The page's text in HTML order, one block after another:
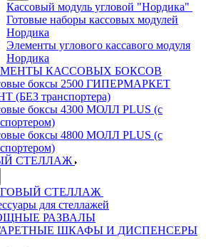
Кассовый модуль угловой "Нордика"
Готовые наборы кассовых модулей
Нордика
Элементы углового кассавого модуля
Нордика
КАССОВЫХ БОКСОВ
боксы 2500 ГИПЕРМАРКЕТ
(БЕЗ транспортера)
боксы 4300 МОЛЛ PLUS (с
боксы 4800 МОЛЛ PLUS (с
СТЕЛЛАЖ
СТЕЛЛАЖ
для стеллажей
РАЗВАЛЫ
ШКАФЫ И ДИСПЕНСЕРЫ